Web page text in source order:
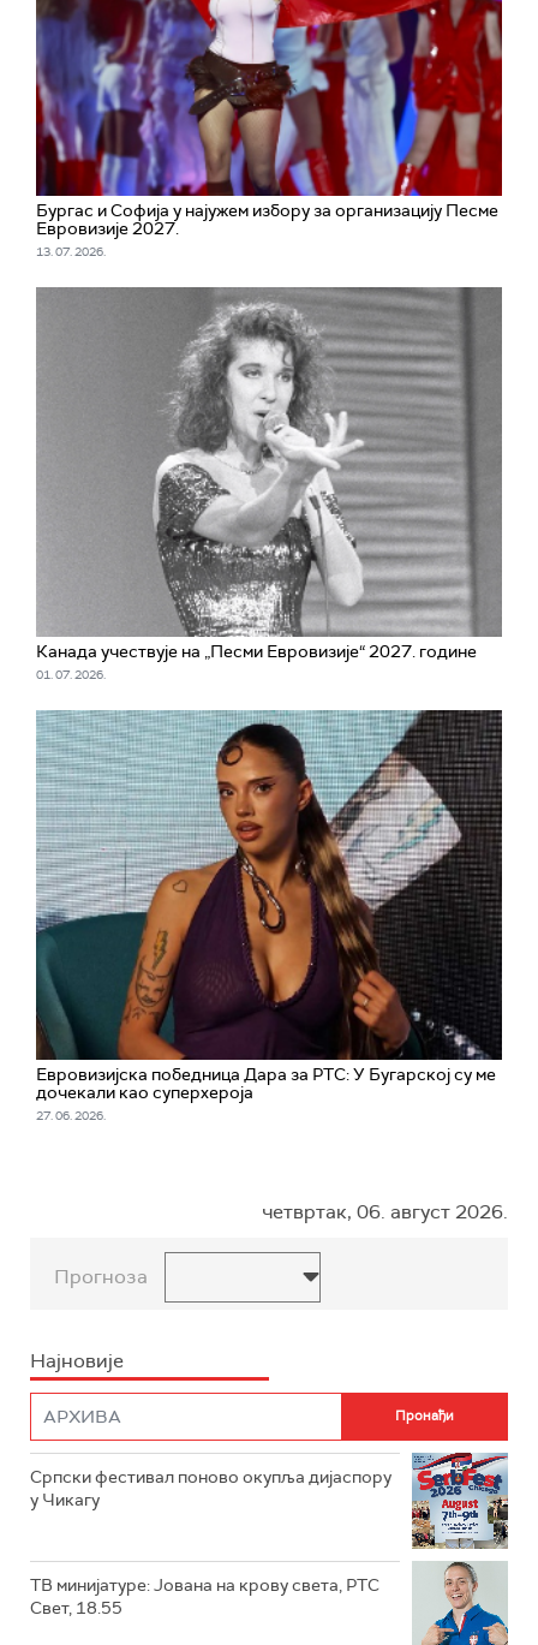
Бургас и Софија у најужем избору за организацију Песме
Евровизије 2027.
13. 07. 2026.
Канада учествује на „Песми Евровизије“ 2027. године
01. 07. 2026.
Евровизијска победница Дара за РТС: У Бугарској су ме
дочекали као суперхероја
27. 06. 2026.
четвртак, 06. август 2026.
Прогноза
Најновије
Српски фестивал поново окупља дијаспору
у Чикагу
ТВ минијатуре: Јована на крову света, РТС
Свет, 18.55